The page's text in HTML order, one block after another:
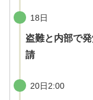
18日
盗難と内部で
請
20日2:00